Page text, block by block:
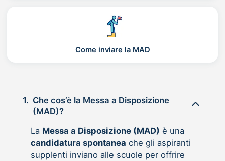
Come inviare la MAD
1. Che cos’è la Messa a Disposizione
(MAD)?
La Messa a Disposizione (MAD) è una
candidatura spontanea che gli aspiranti
supplenti inviano alle scuole per offrire